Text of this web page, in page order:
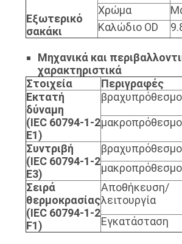
Εξωτερικό
σακάκι
Χρώμα
Καλώδιο OD
Μηχανικά και
χαρακτηριστικά
Στοιχεία
Περιγραφές
Εκτατή
δύναμη
(IEC 60794-1-2
E1)
Συντριβή
(IEC 60794-1-2
E3)
Σειρά
θερμοκρασίας
(IEC 60794-1-2
F1)
Αποθήκευση/
λειτουργία
Εγκατάσταση